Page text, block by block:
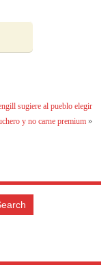
sugiere al pueblo elegir
y no carne premium»